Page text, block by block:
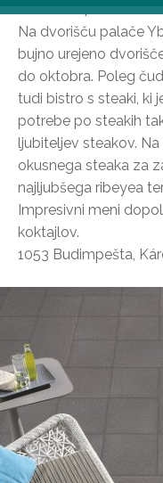
Beerstro14
Na dvorišču palače
bujno urejeno
do oktobra. Poleg
tudi bistro s steaki, ki
potrebe po steakih
ljubiteljev steakov.
okusnega steaka za
najljubšega ribeyea
Impresivni meni
koktajlov.
1053 Budimpešta,